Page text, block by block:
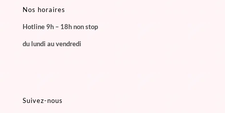
Nos horaires
Hotline 9h – 18h non stop
du lundi au vendredi
Suivez-nous